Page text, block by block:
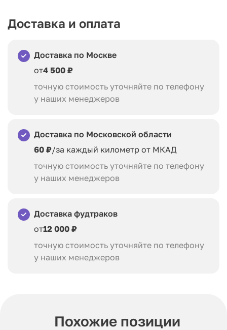
Доставка и оплата
Доставка по Москве
от4 500 ₽
точную стоимость уточняйте по телефону
у наших менеджеров
Доставка по Московской области
60 ₽/за каждый километр от МКАД
точную стоимость уточняйте по телефону
у наших менеджеров
Доставка фудтраков
от12 000 ₽
точную стоимость уточняйте по телефону
у наших менеджеров
Похожие позиции